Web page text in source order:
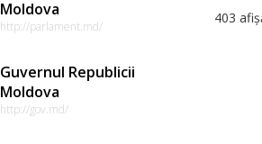
Moldova
http://parlament.md/
Guvernul Republicii
Moldova
http://gov.md/
403